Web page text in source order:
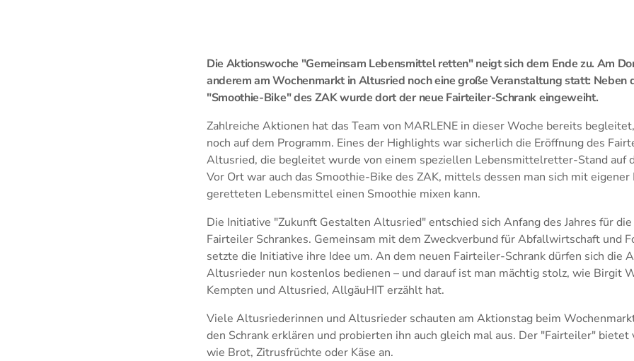
Die Aktionswoche "Gemeinsam Lebensmittel retten" neigt sich dem Ende zu. Am
anderem am Wochenmarkt in Altusried noch eine große Veranstaltung statt: Neben
"Smoothie-Bike" des ZAK wurde dort der neue Fairteiler-Schrank eingeweiht.
Zahlreiche Aktionen hat das Team von MARLENE in dieser Woche bereits
noch auf dem Programm. Eines der Highlights war sicherlich die Eröffnung des
Altusried, die begleitet wurde von einem speziellen Lebensmittelretter-Stand auf
Vor Ort war auch das Smoothie-Bike des ZAK, mittels dessen man sich mit
geretteten Lebensmittel einen Smoothie mixen kann.
Die Initiative "Zukunft Gestalten Altusried" entschied sich Anfang des Jahres für
Fairteiler Schrankes. Gemeinsam mit dem Zweckverbund für Abfallwirtschaft und
setzte die Initiative ihre Idee um. An dem neuen Fairteiler-Schrank dürfen sich die
Altusrieder nun kostenlos bedienen – und darauf ist man mächtig stolz, wie Birgit
Kempten und Altusried, AllgäuHIT erzählt hat.
Viele Altusriederinnen und Altusrieder schauten am Aktionstag beim
den Schrank erklären und probierten ihn auch gleich mal aus. Der "Fairteiler"
wie Brot, Zitrusfrüchte oder Käse an.